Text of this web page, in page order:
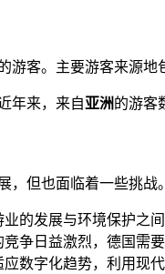
游客。主要游客来源
年来，来自亚洲的游客
，但也面临着一些挑战
的发展与环境保护之
争日益激烈，德国需
数字化趋势，利用现